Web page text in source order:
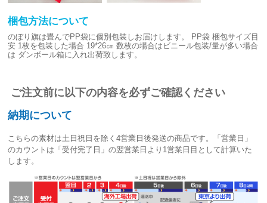
梱包方法について
のぼり旗は畳んでPP袋に個別包装しお届けします。
PP袋 梱包サイズ目
安 1枚を包装した場合 19*26㎝ 数枚の場合はビニール包装/量が多い場合
は ダンボール箱に入れ出荷致します。
ご注文前に以下の内容を必ずご確認ください
納期について
こちらの素材は土日祝日を除く4営業日後発送の商品です。「営業日」
のカウントは「受付完了日」の翌営業日より1営業日目として計算いた
します。